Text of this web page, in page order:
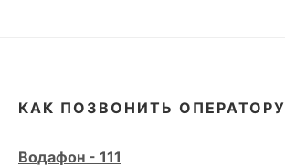
КАК ПОЗВОНИТЬ ОПЕРАТОРУ
Водафон - 111